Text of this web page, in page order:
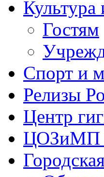
Культура
Гостям
Спорт и
Релизы
Центр
ЦОЗиМП